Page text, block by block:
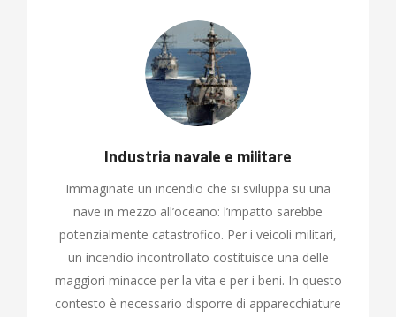
Industria navale e militare
Immaginate un incendio che si sviluppa su una
nave in mezzo all’oceano: l’impatto sarebbe
potenzialmente catastrofico. Per i veicoli militari,
un incendio incontrollato costituisce una delle
maggiori minacce per la vita e per i beni. In questo
contesto è necessario disporre di apparecchiature